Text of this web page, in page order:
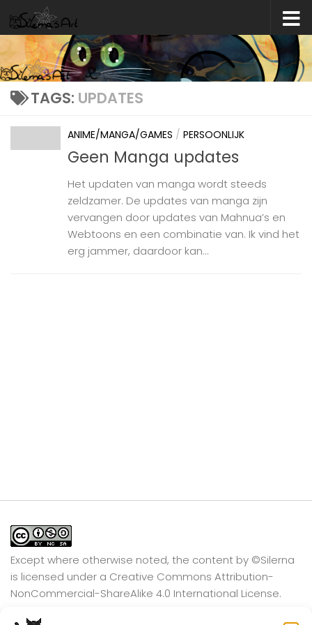
Skip to content
TAGS: UPDATES
ANIME/MANGA/GAMES / PERSOONLIJK
Geen Manga updates
Het updaten van manga wordt steeds
zeldzamer. De updates van manga zijn
vervangen door updates van Mahnua’s en
Webtoons en een combinatie van. Ik vind het
erg jammer, daardoor kan...
Except where otherwise noted, the content by ©Silerna
is licensed under a Creative Commons Attribution-
NonCommercial-ShareAlike 4.0 International License.